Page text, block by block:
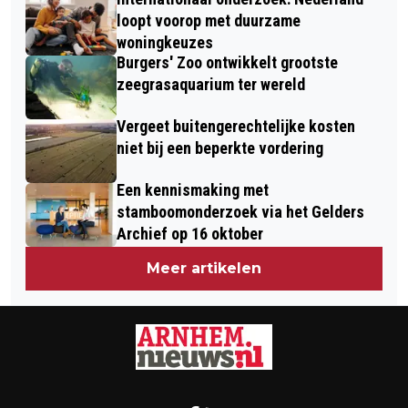
loopt voorop met duurzame
woningkeuzes
Burgers' Zoo ontwikkelt grootste
zeegrasaquarium ter wereld
Vergeet buitengerechtelijke kosten
niet bij een beperkte vordering
Een kennismaking met
stamboomonderzoek via het Gelders
Archief op 16 oktober
Meer artikelen